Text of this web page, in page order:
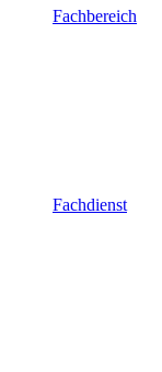
Fachbereich
Fachdienst